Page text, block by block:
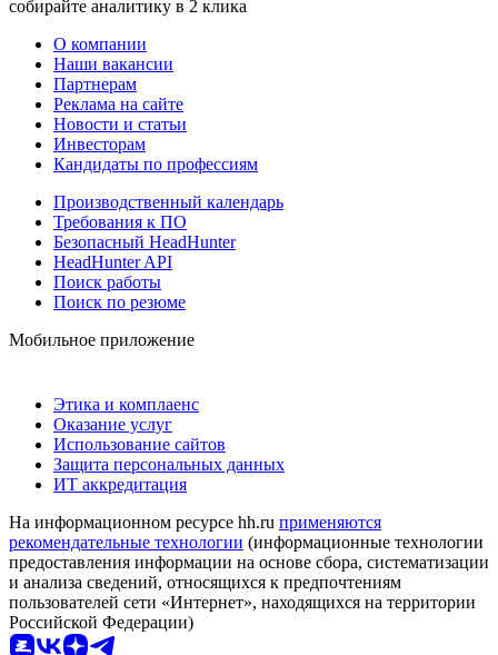
собирайте аналитику в 2 клика
О компании
Наши вакансии
Партнерам
Реклама на сайте
Новости и статьи
Инвесторам
Кандидаты по профессиям
Производственный календарь
Требования к ПО
Безопасный HeadHunter
HeadHunter API
Поиск работы
Поиск по резюме
Мобильное приложение
Этика и комплаенс
Оказание услуг
Использование сайтов
Защита персональных данных
ИТ аккредитация
На информационном ресурсе hh.ru применяются
рекомендательные технологии (информационные технологии
предоставления информации на основе сбора, систематизации
и анализа сведений, относящихся к предпочтениям
пользователей сети «Интернет», находящихся на территории
Российской Федерации)